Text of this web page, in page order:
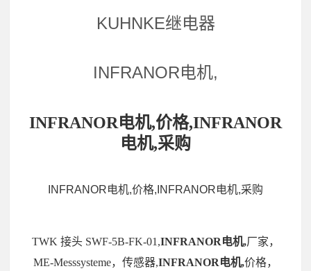
KUHNKE继电器
INFRANOR电机,
INFRANOR电机,价格,INFRANOR
电机,采购
INFRANOR电机,价格,INFRANOR电机,采购
TWK 接头 SWF-5B-FK-01,INFRANOR电机,厂家，
ME-Messsysteme，传感器,INFRANOR电机,价格，